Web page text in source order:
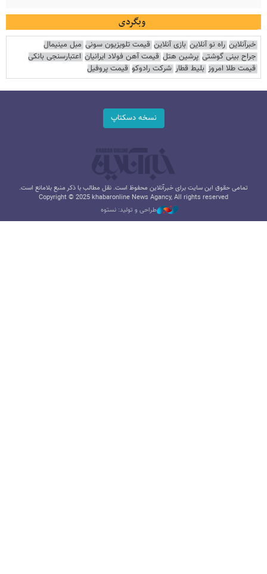
وبگردی
خبرآنلاین راه نو آنلاین بازی آنلاین قیمت تلویزیون سونی مبل مینیمال
جراح بینی گوشتی پرشین هتل قیمت آهن فولاد ایرانیان اعتبارسنجی بانکی
قیمت طلا امروز بلیط قطار شرکت رادوکو قیمت پروفیل
نسخه دسکتاپ
تمامی حقوق این سایت برای خبرآنلاین محفوظ است. نقل مطالب با ذکر منبع بلامانع است.
Copyright © 2025 khabaronline News Agancy, All rights reserved
طراحی و تولید: نستوه